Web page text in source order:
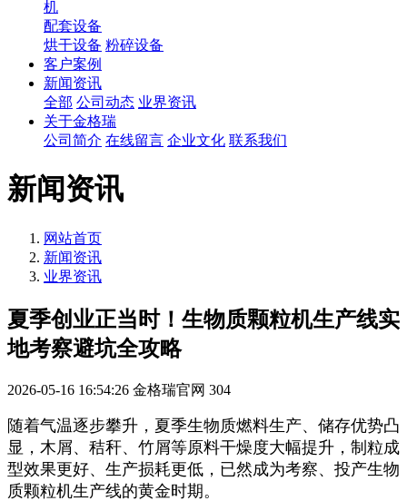
机
配套设备
烘干设备 粉碎设备
客户案例
新闻资讯
全部 公司动态 业界资讯
关于金格瑞
公司简介 在线留言 企业文化 联系我们
新闻资讯
网站首页
新闻资讯
业界资讯
夏季创业正当时！生物质颗粒机生产线实
地考察避坑全攻略
2026-05-16 16:54:26 金格瑞官网 304
随着气温逐步攀升，夏季生物质燃料生产、储存优势凸
显，木屑、秸秆、竹屑等原料干燥度大幅提升，制粒成
型效果更好、生产损耗更低，已然成为考察、投产生物
质颗粒机生产线的黄金时期。